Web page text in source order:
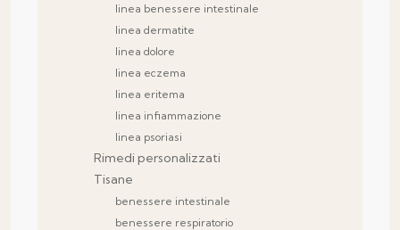
linea benessere intestinale
linea dermatite
linea dolore
linea eczema
linea eritema
linea infiammazione
linea psoriasi
Rimedi personalizzati
Tisane
benessere intestinale
benessere respiratorio